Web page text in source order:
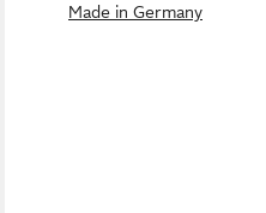
Made in Germany